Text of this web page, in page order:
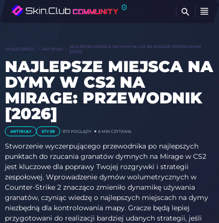
SPOŁECZNOŚĆ ARTYKUŁY
NAJLEPSZE MIEJSCA NA DYMY W CS2 NA MIRAGE: PRZEWODNIK
[2026]
NAJLEPSZE MIEJSCA NA
DYMY W CS2 NA
MIRAGE: PRZEWODNIK
[2026]
ARTYKUŁY STY 09 973 POGLĄDY 6 MIN CZYTANIA
Stworzenie wyczerpującego przewodnika po najlepszych
punktach do rzucania granatów dymnych na Mirage w CS2
jest kluczowe dla poprawy Twojej rozgrywki i strategii
zespołowej. Wprowadzenie dymów wolumetrycznych w
Counter-Strike 2 znacząco zmieniło dynamikę używania
granatów, czyniąc wiedzę o najlepszych miejscach na dymy
niezbędną dla kontrolowania mapy. Gracze będą lepiej
przygotowani do realizacji bardziej udanych strategii, jeśli